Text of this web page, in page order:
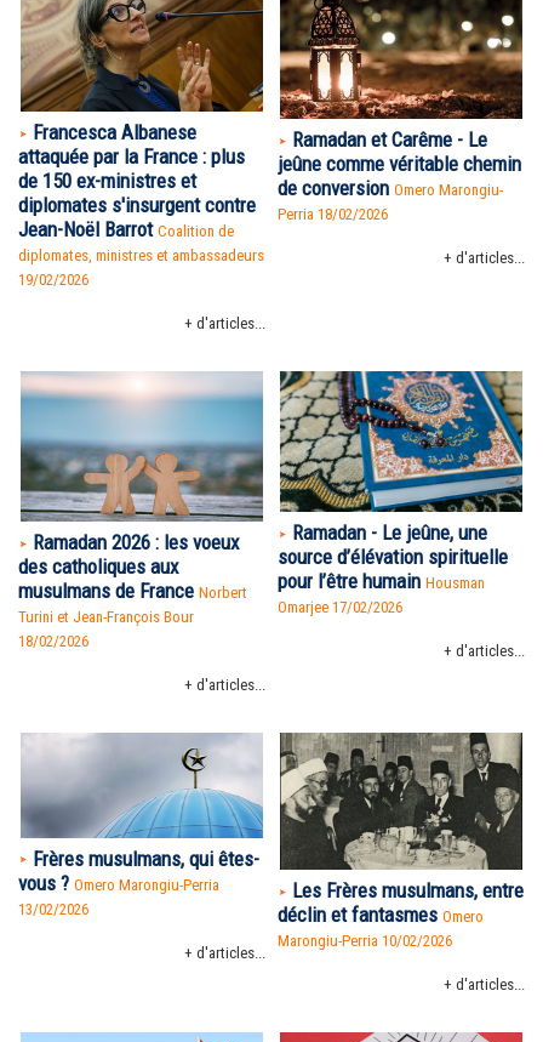
Francesca Albanese
attaquée par la France : plus
de 150 ex-ministres et
diplomates s'insurgent contre
Jean-Noël Barrot Coalition de
diplomates, ministres et ambassadeurs
19/02/2026
+ d'articles...
Ramadan et Carême - Le
jeûne comme véritable chemin
de conversion Omero Marongiu-
Perria 18/02/2026
+ d'articles...
Ramadan 2026 : les voeux
des catholiques aux
musulmans de France Norbert
Turini et Jean-François Bour
18/02/2026
+ d'articles...
Ramadan - Le jeûne, une
source d’élévation spirituelle
pour l’être humain Housman
Omarjee 17/02/2026
+ d'articles...
Frères musulmans, qui êtes-
vous ? Omero Marongiu-Perria
13/02/2026
+ d'articles...
Les Frères musulmans, entre
déclin et fantasmes Omero
Marongiu-Perria 10/02/2026
+ d'articles...